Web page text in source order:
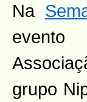
Na
grupo